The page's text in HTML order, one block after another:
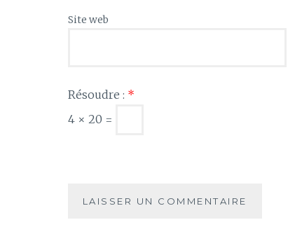
Site web
Résoudre : *
4 × 20 =